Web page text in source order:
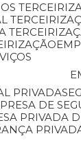
PRIVADA
DE
PRIVADA